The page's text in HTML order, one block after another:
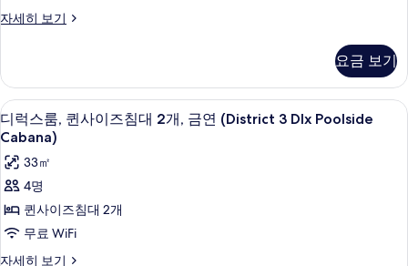
모
기
세
이
침
대
1
개,
롤
인
샤
워
자세히 보기
디
킹
사
이
즈
대
롤
인
요금 보기
디
럭
스
룸,
퀸
사
이
오리/거위털 이불, 필로우탑 침대, 객실
6
디럭스룸, 퀸사이즈침대 2개, 금연 (District 3 Dlx Poolside
Cabana)
33㎡
4명
퀸사이즈침대 2개
무료 WiFi
자세히 보기
디